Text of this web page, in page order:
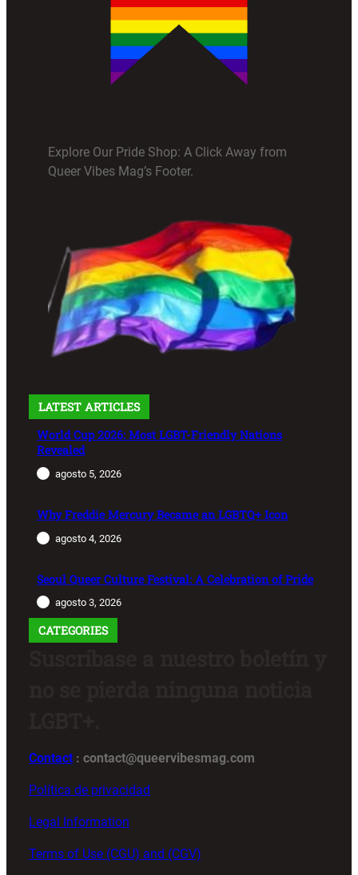
Explore Our Pride Shop: A Click Away from
Queer Vibes Mag’s Footer.
LATEST ARTICLES
World Cup 2026: Most LGBT-Friendly Nations
Revealed
agosto 5, 2026
Why Freddie Mercury Became an LGBTQ+ Icon
agosto 4, 2026
Seoul Queer Culture Festival: A Celebration of Pride
agosto 3, 2026
CATEGORIES
Contact : contact@queervibesmag.com
Política de privacidad
Legal Information
Terms of Use (CGU) and (CGV)